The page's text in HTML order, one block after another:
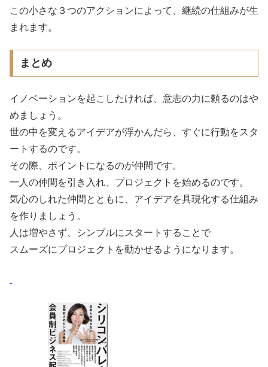
この小さな３つのアクションによって、継続の仕組みが生
まれます。
まとめ
イノベーションを起こしたければ、意志の力に頼るのはや
めましょう。
世の中を変えるアイデアが浮かんだら、すぐに行動をスタ
ートするのです。
その際、ポイントになるのが仲間です。
一人の仲間を引き入れ、プロジェクトを始めるのです。
気心のしれた仲間とともに、アイデアを具現化する仕組み
を作りましょう。
人は増やさず、シンプルにスタートすることで
スムーズにプロジェクトを動かせるようになります。